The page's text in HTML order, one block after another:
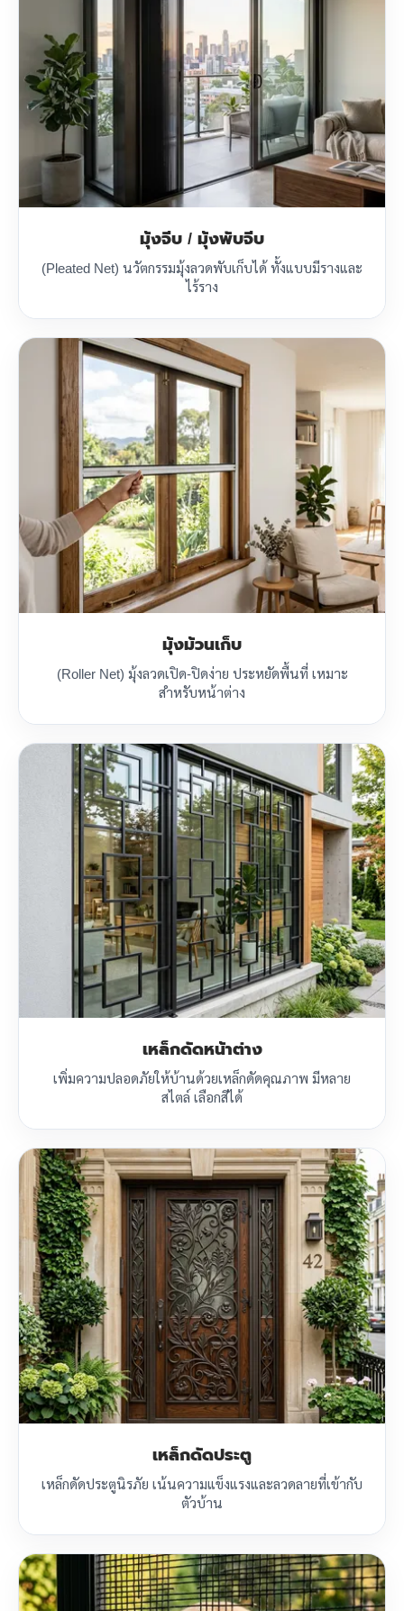
มุ้งจีบ / มุ้งพับจีบ
(Pleated Net) นวัตกรรมมุ้งลวดพับเก็บได้ ทั้งแบบมีรางและ
ไร้ราง
มุ้งม้วนเก็บ
(Roller Net) มุ้งลวดเปิด-ปิดง่าย ประหยัดพื้นที่ เหมาะ
สำหรับหน้าต่าง
เหล็กดัดหน้าต่าง
เพิ่มความปลอดภัยให้บ้านด้วยเหล็กดัดคุณภาพ มีหลาย
สไตล์ เลือกสีได้
เหล็กดัดประตู
เหล็กดัดประตูนิรภัย เน้นความแข็งแรงและลวดลายที่เข้ากับ
ตัวบ้าน